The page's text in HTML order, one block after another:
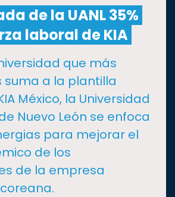
de la UANL 35%
laboral de KIA
que más
a la plantilla
México, la Universidad
Nuevo León se enfoca
para mejorar el
de los
de la empresa